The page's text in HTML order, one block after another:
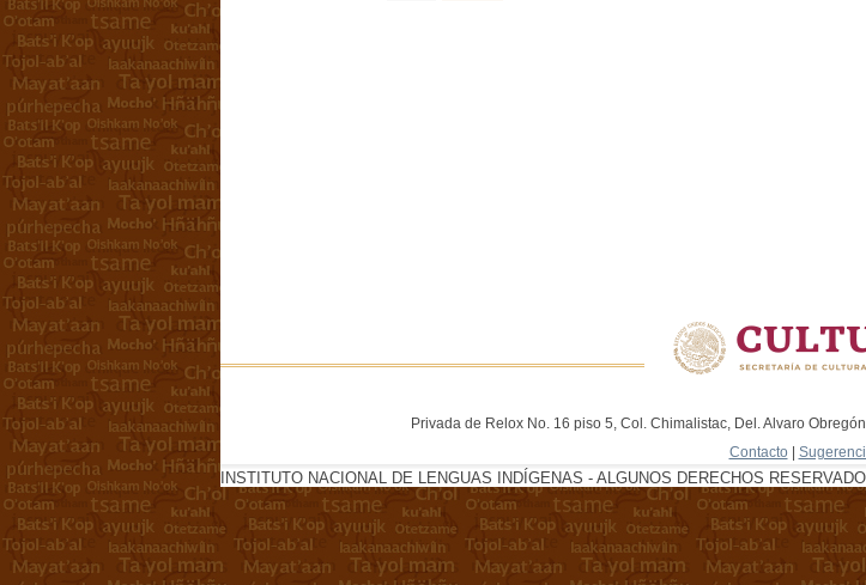
Privada de Relox No. 16 piso 5, Col. Chimalistac, Del. Alvaro
Contacto |
INSTITUTO NACIONAL DE LENGUAS INDÍGENAS - ALGUNOS DERECHOS